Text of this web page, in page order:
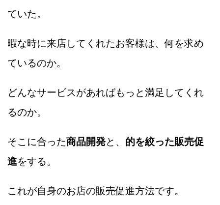
ていた。
暇な時に来店してくれたお客様は、何を求め
ているのか。
どんなサービスがあればもっと満足してくれ
るのか。
そこに合った商品開発と、 的を絞った販売促
進をする。
これが自身のお店の販売促進方法です。